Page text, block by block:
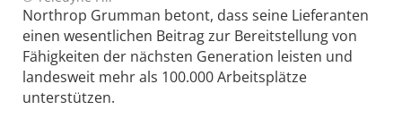
Northrop Grumman betont, dass seine Lieferanten
einen wesentlichen Beitrag zur Bereitstellung von
Fähigkeiten der nächsten Generation leisten und
landesweit mehr als 100.000 Arbeitsplätze
unterstützen.